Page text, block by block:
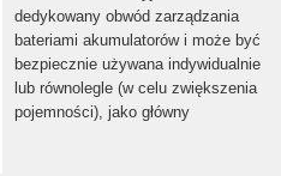
dedykowany obwód zarządzania
bateriami akumulatorów i może być
bezpiecznie używana indywidualnie
lub równolegle (w celu zwiększenia
pojemności), jako główny